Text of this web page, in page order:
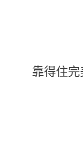
靠得住完